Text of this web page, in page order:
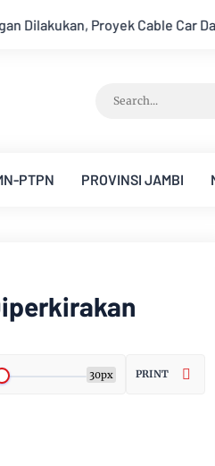
Pembebasan BPHTB di
PTPN PROVINSI JAMBI
30px PRINT